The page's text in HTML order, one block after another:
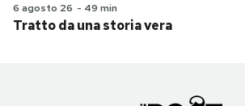
6 agosto 26 - 49 min
Tratto da una storia vera